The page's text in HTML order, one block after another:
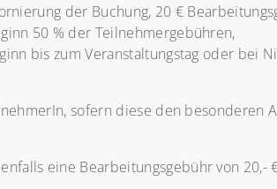
der Buchung, 20 €
50 % der Teilnehmergebühren,
bis zum Veranstaltungstag oder bei
sofern diese den besonderen
eine Bearbeitungsgebühr von 20,-